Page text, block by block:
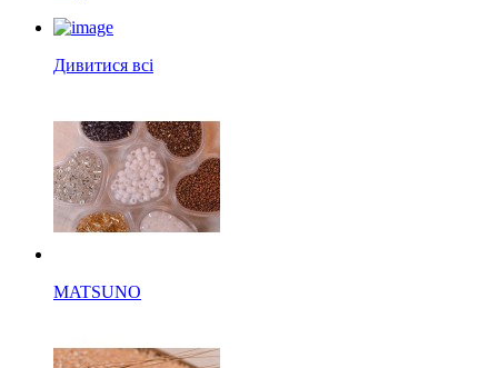
Дивитися всі
MATSUNO